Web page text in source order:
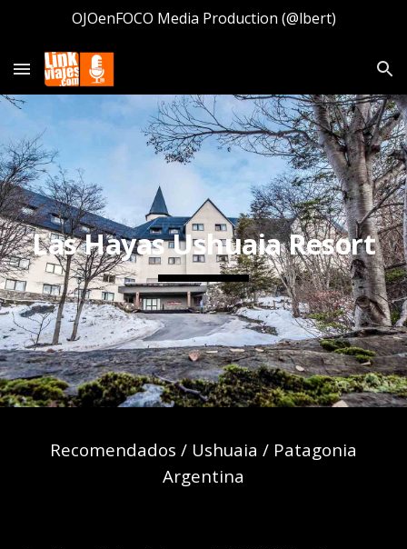
OJOenFOCO Media Production (@lbert)
Las Hayas Ushuaia Resort
Recomendados / Ushuaia / Patagonia
Argentina